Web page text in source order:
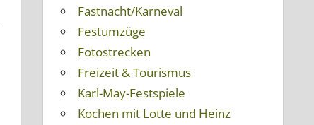
Fastnacht/Karneval
Festumzüge
Fotostrecken
Freizeit & Tourismus
Karl-May-Festspiele
Kochen mit Lotte und Heinz